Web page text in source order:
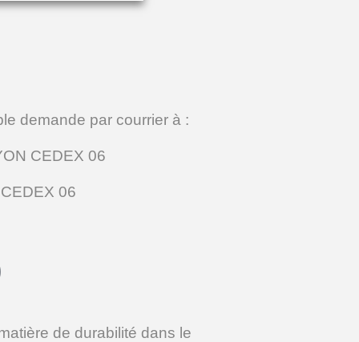
demande par courrier à :
CEDEX 06
06
de durabilité dans le